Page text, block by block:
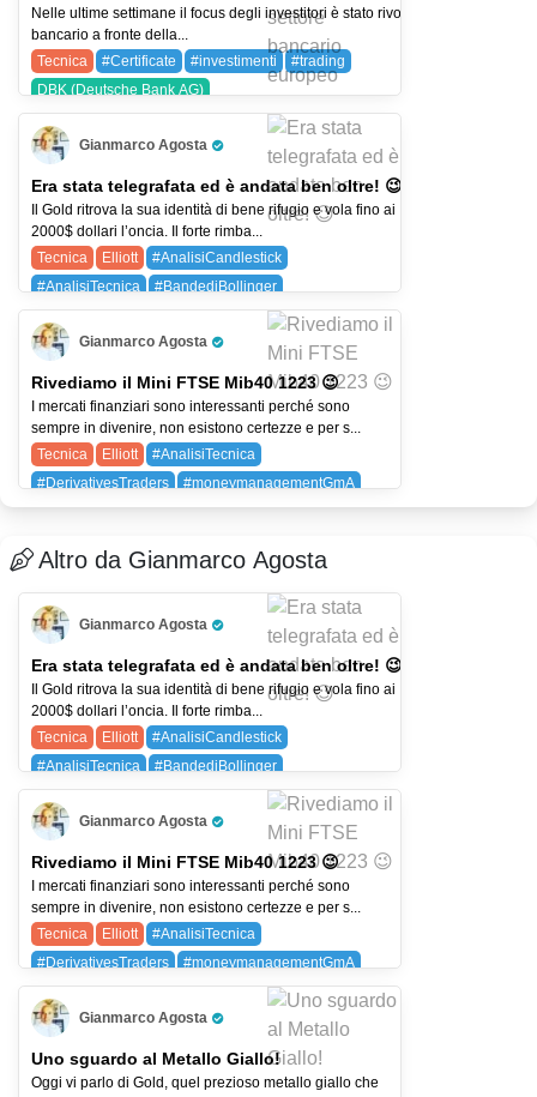
Nelle ultime settimane il focus degli investitori è stato rivolto al settore
bancario a fronte della...
Tecnica
#Certificate #investimenti
#trading
DBK (Deutsche Bank AG)
Gianmarco Agosta
Pro Trader
Era stata telegrafata ed è andata ben oltre! 😉
Il Gold ritrova la sua identità di bene rifugio e vola fino ai
2000$ dollari l’oncia. Il forte rimba...
Tecnica
Elliott
#AnalisiCandlestick
#AnalisiTecnica
#BandediBollinger
#DerivativesTraders
#MMAdiGuppy
#OndediElliott
#SistemaGmA
#SistemaOperativoGmA
GOLD (GOLD)
Gianmarco Agosta
Pro Trader
Rivediamo il Mini FTSE Mib40 1223 😉
I mercati finanziari sono interessanti perché sono
sempre in divenire, non esistono certezze e per s...
Tecnica
Elliott
#AnalisiTecnica
#DerivativesTraders
#moneymanagementGmA
#OndediElliott
#SistemaGmA
Altro da Gianmarco Agosta
Gianmarco Agosta
Pro Trader
Era stata telegrafata ed è andata ben oltre! 😉
Il Gold ritrova la sua identità di bene rifugio e vola fino ai
2000$ dollari l’oncia. Il forte rimba...
Tecnica
Elliott
#AnalisiCandlestick
#AnalisiTecnica
#BandediBollinger
#DerivativesTraders
#MMAdiGuppy
#OndediElliott
#SistemaGmA
#SistemaOperativoGmA
GOLD (GOLD)
Gianmarco Agosta
Pro Trader
Rivediamo il Mini FTSE Mib40 1223 😉
I mercati finanziari sono interessanti perché sono
sempre in divenire, non esistono certezze e per s...
Tecnica
Elliott
#AnalisiTecnica
#DerivativesTraders
#moneymanagementGmA
#OndediElliott
#SistemaGmA
#SistemaOperativoGmA
Gianmarco Agosta
Pro Trader
Uno sguardo al Metallo Giallo!
Oggi vi parlo di Gold, quel prezioso metallo giallo che